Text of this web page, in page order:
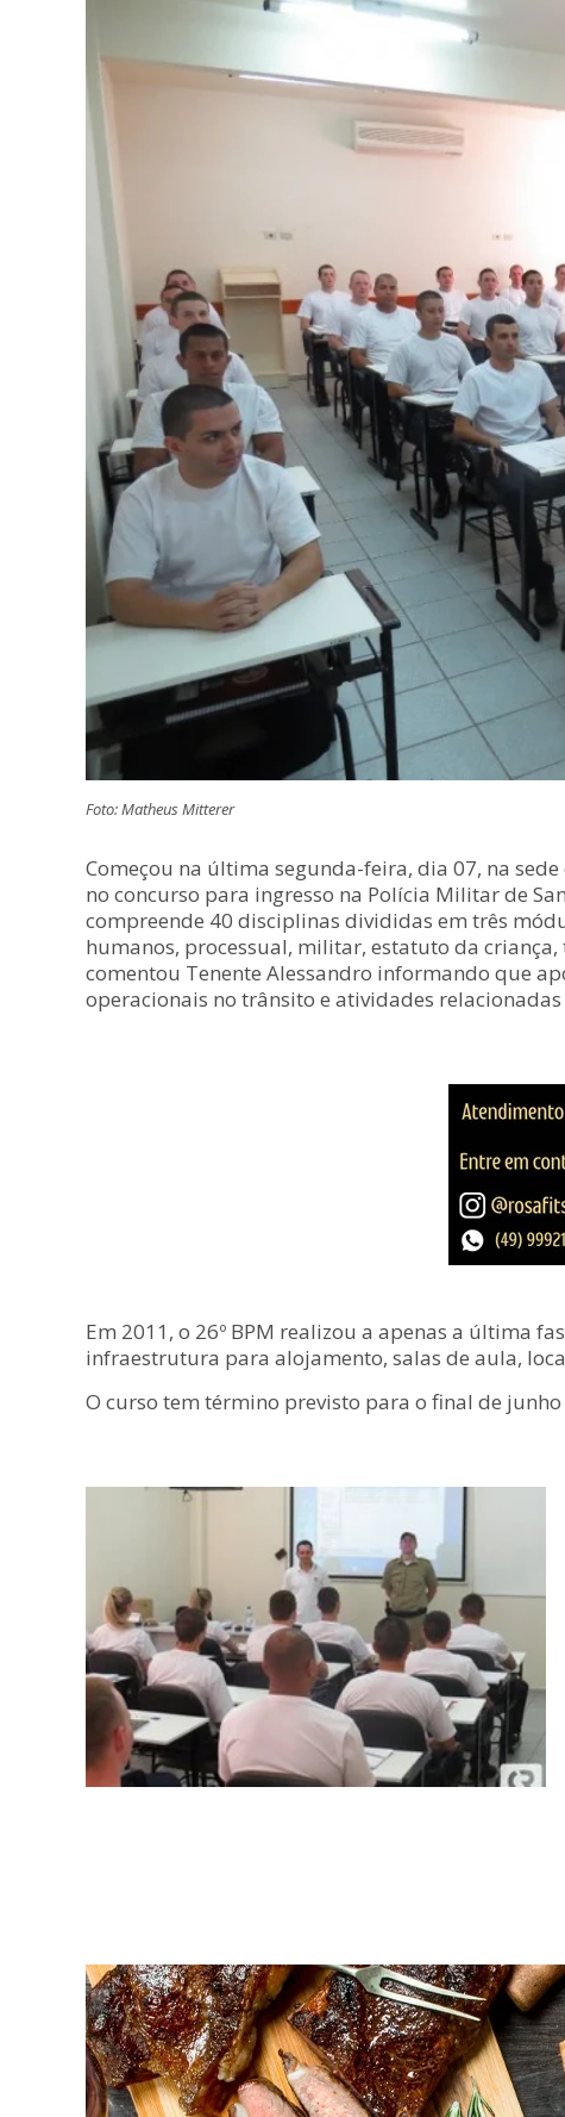
Foto: Matheus Mitterer
Começou na última segunda-feira, dia 07, na
no concurso para ingresso na Polícia Militar de
compreende 40 disciplinas divididas em três
humanos, processual, militar, estatuto da
comentou Tenente Alessandro informando que
operacionais no trânsito e atividades
Em 2011, o 26º BPM realizou a apenas a última
infraestrutura para alojamento, salas de aula,
O curso tem término previsto para o final de junho